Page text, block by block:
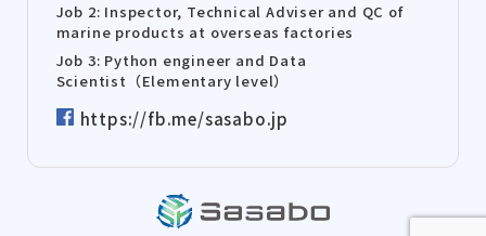
Job 2: Inspector, Technical Adviser and QC of
marine products at overseas factories
Job 3: Python engineer and Data
Scientist（Elementary level）
https://fb.me/sasabo.jp